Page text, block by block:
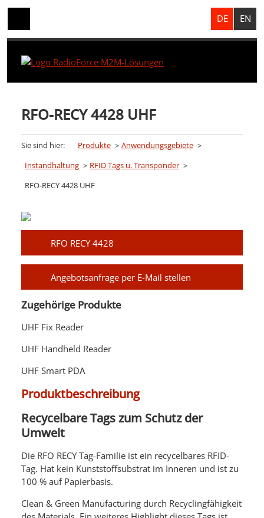
DE EN
RFO-RECY 4428 UHF
Sie sind hier: Produkte
Anwendungsgebiete
Instandhaltung
RFID Tags u. Transponder
RFO-RECY 4428 UHF
RFO RECY 4428
Angebotsanfrage per E-Mail stellen
Zugehörige Produkte
UHF Fix Reader
UHF Handheld Reader
UHF Smart PDA
Produktbeschreibung
Recycelbare Tags zum Schutz der
Umwelt
Die RFO RECY Tag-Familie ist ein recycelbares RFID-
Tag. Hat kein Kunststoffsubstrat im Inneren und ist zu
100 % auf Papierbasis.
Clean & Green Manufacturing durch Recyclingfähigkeit